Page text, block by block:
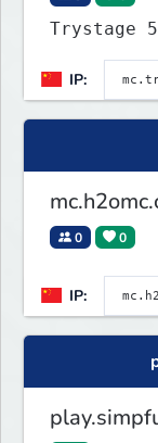
Trystage
IP:
0 0
IP: